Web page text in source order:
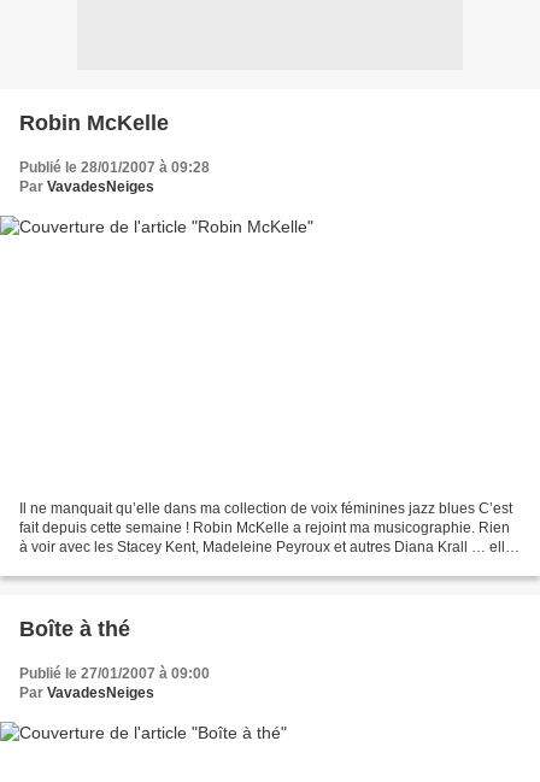
Robin McKelle
Publié le 28/01/2007 à 09:28
Par VavadesNeiges
Il ne manquait qu’elle dans ma collection de voix féminines jazz blues C’est
fait depuis cette semaine ! Robin McKelle a rejoint ma musicographie. Rien
à voir avec les Stacey Kent, Madeleine Peyroux et autres Diana Krall … elles
Boîte à thé
Publié le 27/01/2007 à 09:00
Par VavadesNeiges